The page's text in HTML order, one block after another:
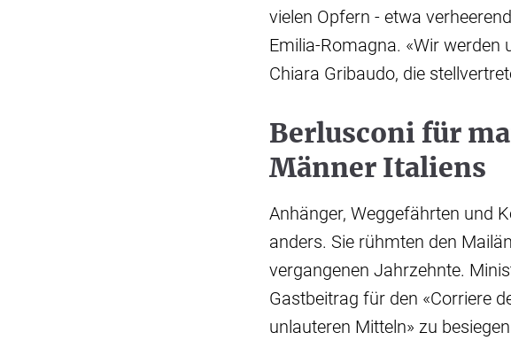
vielen Opfern - etwa
Emilia-Romagna. «Wir werden
Chiara Gribaudo, die
Berlusconi für
Männer Italiens
Anhänger, Weggefährten und
anders. Sie rühmten den
vergangenen Jahrzehnte.
Gastbeitrag für den «Corriere
unlauteren Mitteln» zu